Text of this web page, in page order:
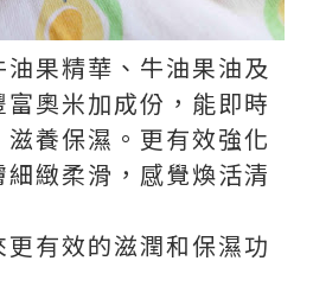
果精華、牛油果油及
奧米加成份，能即時
養保濕。更有效強化
緻柔滑，感覺煥活清
有效的滋潤和保濕功